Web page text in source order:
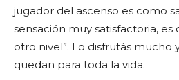
jugador del ascenso es como
sensación muy satisfactoria, es
otro nivel”. Lo disfrutás mucho
quedan para toda la vida.